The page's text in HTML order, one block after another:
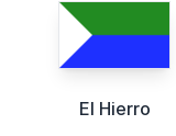
El Hierro